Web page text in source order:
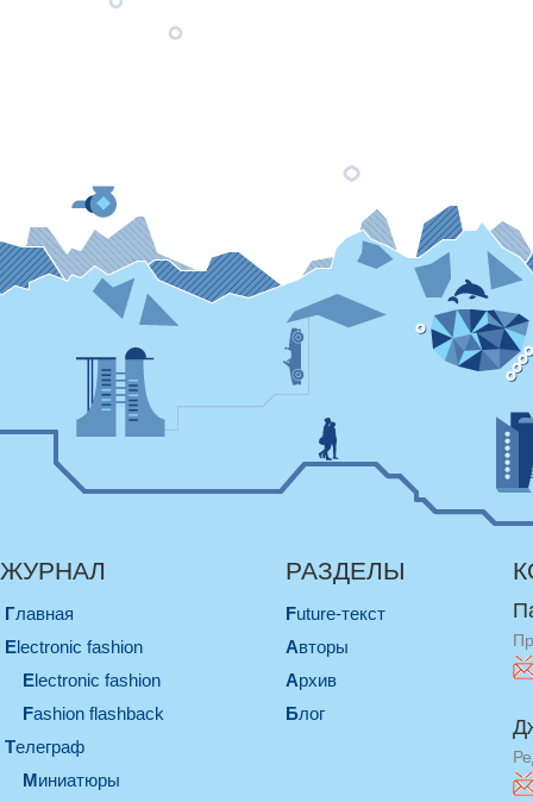
ЖУРНАЛ
Главная
electronic fashion
electronic fashion
Fashion flashback
телеграф
миниатюры
РАЗДЕЛЫ
Future-текст
Авторы
Архив
Блог